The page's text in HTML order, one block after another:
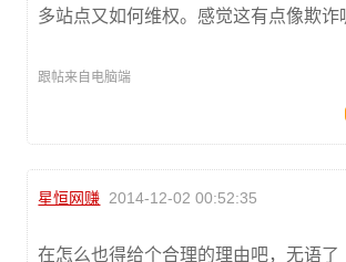
多站点又如何维权。感觉这有点像欺诈
跟帖来自电脑端
星恒网赚 2014-12-02 00:52:35
在怎么也得给个合理的理由吧，无语了